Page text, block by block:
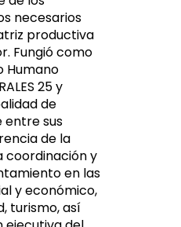
necesarios
productiva
Fungió como
Humano
25 y
de
entre sus
de la
coordinación y
en las
y económico,
turismo, así